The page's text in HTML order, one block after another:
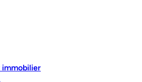
immobilier